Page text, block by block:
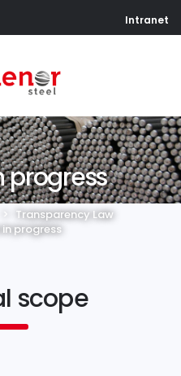
Intranet
progress
Transparency Law
progress
scope